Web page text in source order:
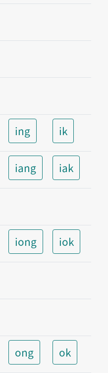
ing ik
iang iak
iong iok
ong ok